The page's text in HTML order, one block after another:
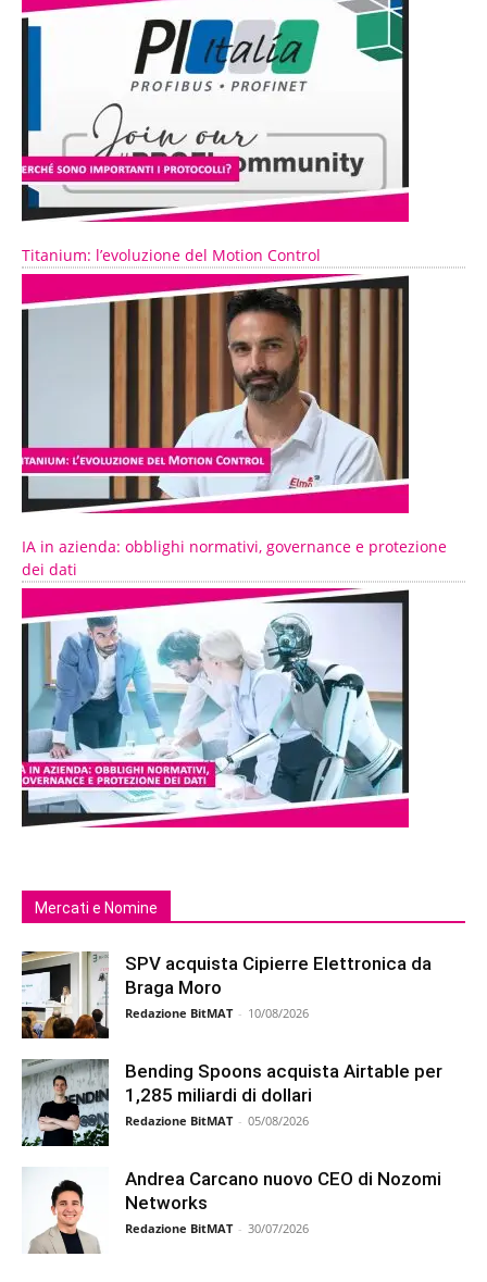
Titanium: l’evoluzione del Motion Control
IA in azienda: obblighi normativi, governance e protezione
dei dati
Mercati e Nomine
SPV acquista Cipierre Elettronica da
Braga Moro
Redazione BitMAT - 10/08/2026
Bending Spoons acquista Airtable per
1,285 miliardi di dollari
Redazione BitMAT - 05/08/2026
Andrea Carcano nuovo CEO di Nozomi
Networks
Redazione BitMAT - 30/07/2026